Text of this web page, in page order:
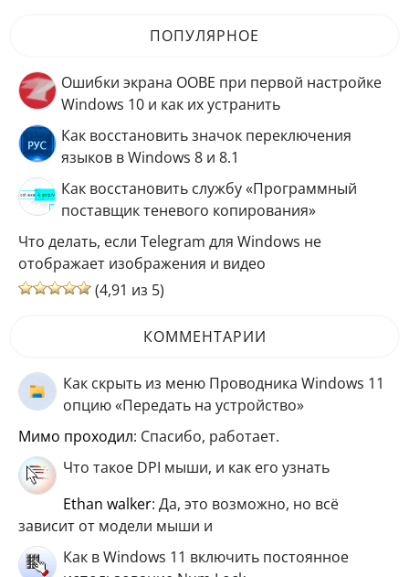
ПОПУЛЯРНОЕ
Ошибки экрана OOBE при первой настройке
Windows 10 и как их устранить
Как восстановить значок переключения
языков в Windows 8 и 8.1
Как восстановить службу «Программный
поставщик теневого копирования»
Что делать, если Telegram для Windows не
отображает изображения и видео
(4,91 из 5)
КОММЕНТАРИИ
Как скрыть из меню Проводника Windows 11
опцию «Передать на устройство»
мимо проходил: Спасибо, работает.
Что такое DPI мыши, и как его узнать
ethan walker: Да, это возможно, но всё
зависит от модели мыши и
Как в Windows 11 включить постоянное